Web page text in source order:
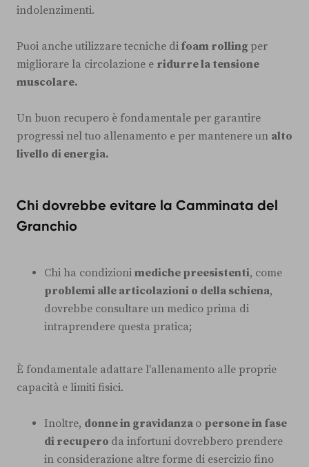
indolenzimenti.
Puoi anche utilizzare tecniche di foam rolling per
migliorare la circolazione e ridurre la tensione
muscolare.
Un buon recupero è fondamentale per garantire
progressi nel tuo allenamento e per mantenere un alto
livello di energia.
Chi dovrebbe evitare la Camminata del
Granchio
Chi ha condizioni mediche preesistenti, come
problemi alle articolazioni o della schiena,
dovrebbe consultare un medico prima di
intraprendere questa pratica;
È fondamentale adattare l'allenamento alle proprie
capacità e limiti fisici.
Inoltre, donne in gravidanza o persone in fase
di recupero da infortuni dovrebbero prendere
in considerazione altre forme di esercizio fino